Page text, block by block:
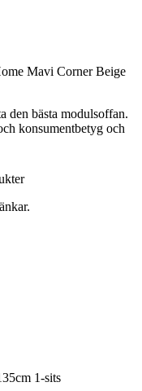
Mavi Corner Beige
den bästa modulsoffan.
konsumentbetyg och
1-sits